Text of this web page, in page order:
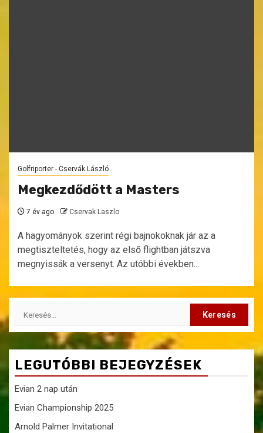
Golfriporter - Cservák László
Megkezdődött a Masters
7 év ago Cservak Laszlo
A hagyományok szerint régi bajnokoknak jár az a
megtiszteltetés, hogy az első flightban játszva
megnyissák a versenyt. Az utóbbi években...
Keresés:
LEGUTÓBBI BEJEGYZÉSEK
Evian 2 nap után
Evian Championship 2025
Arnold Palmer Invitational